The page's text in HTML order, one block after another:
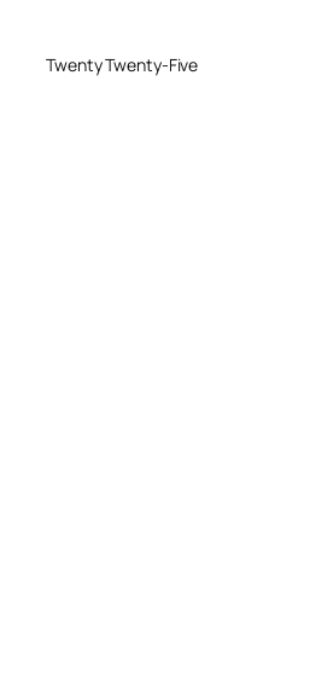
Twenty Twenty-Five